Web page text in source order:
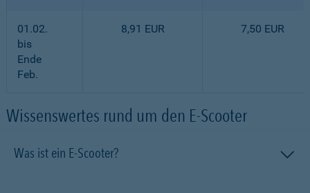
01.02.
bis
Ende
Feb.
8,91 EUR 7,50 EUR
Wissenswertes rund um den E-Scooter
Was ist ein E-Scooter?